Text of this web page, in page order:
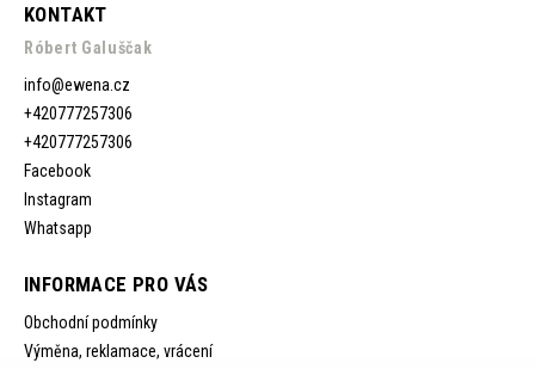
KONTAKT
Róbert Galuščak
info@ewena.cz
+420777257306
+420777257306
Facebook
Instagram
Whatsapp
INFORMACE PRO VÁS
Obchodní podmínky
Výměna, reklamace, vrácení